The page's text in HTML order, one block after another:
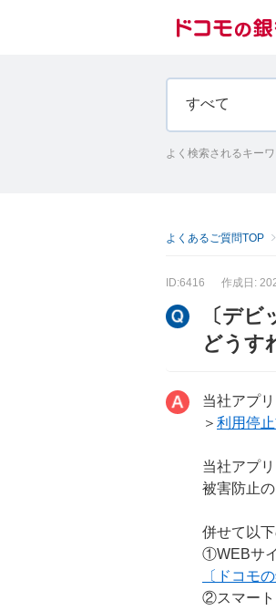
すべて
よく検索されるキー
よくあるご質問TOP
ID:6416 作成日:
〔デ
どうす
当社アプ
＞ 利用停
当社アプ
被害防止
併せて以
①WEBサ
〔ドコモ
②スマート